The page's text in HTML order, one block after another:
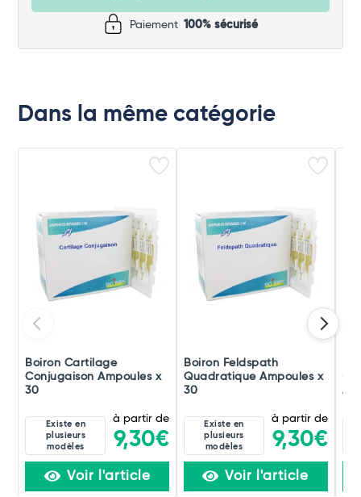
Paiement 100% sécurisé
Dans la même catégorie
Boiron Cartilage
Conjugaison Ampoules x
30
Existe en
plusieurs
modèles
à partir de
9,30€
Voir l'article
Boiron Feldspath
Quadratique Ampoules x
30
Existe en
plusieurs
modèles
à partir de
9,30€
Voir l'article